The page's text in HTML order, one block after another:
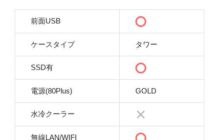
前面USB
ケースタイプ タワー
SSD有
電源(80Plus) GOLD
水冷クーラー
無線LAN/WIFI